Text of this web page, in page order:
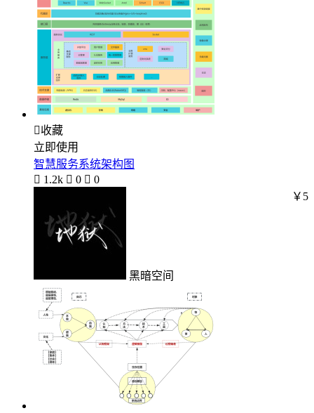
收藏
立即使用
智慧服务系统架构图
 1.2k  0  0
黑暗空间
￥5